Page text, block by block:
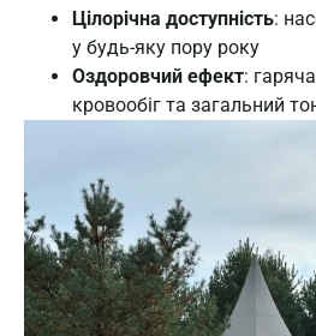
Цілорічна доступність:
у будь-яку пору року
Оздоровчий ефект:
кровообіг та загальний